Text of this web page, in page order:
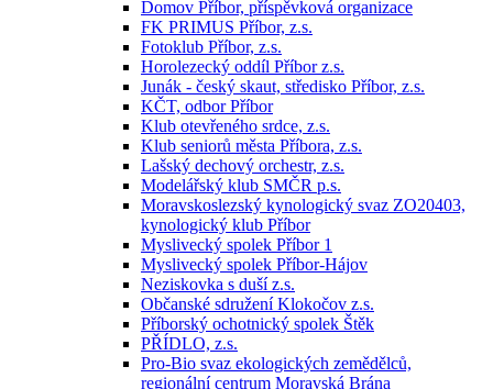
Domov Příbor, příspěvková organizace
FK PRIMUS Příbor, z.s.
Fotoklub Příbor, z.s.
Horolezecký oddíl Příbor z.s.
Junák - český skaut, středisko Příbor, z.s.
KČT, odbor Příbor
Klub otevřeného srdce, z.s.
Klub seniorů města Příbora, z.s.
Lašský dechový orchestr, z.s.
Modelářský klub SMČR p.s.
Moravskoslezský kynologický svaz ZO20403,
kynologický klub Příbor
Myslivecký spolek Příbor 1
Myslivecký spolek Příbor-Hájov
Neziskovka s duší z.s.
Občanské sdružení Klokočov z.s.
Příborský ochotnický spolek Štěk
PŘÍDLO, z.s.
Pro-Bio svaz ekologických zemědělců,
regionální centrum Moravská Brána